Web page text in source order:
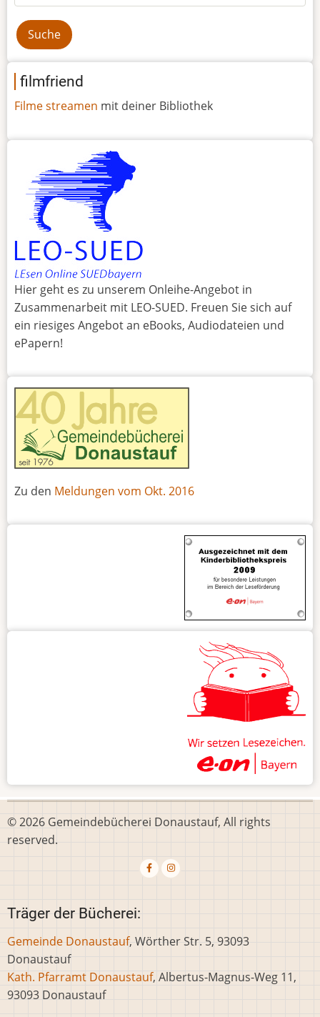
filmfriend
Filme streamen mit deiner Bibliothek
Hier geht es zu unserem Onleihe-Angebot in
Zusammenarbeit mit LEO-SUED. Freuen Sie sich auf
ein riesiges Angebot an eBooks, Audiodateien und
ePapern!
Zu den Meldungen vom Okt. 2016
© 2026 Gemeindebücherei Donaustauf, All rights
reserved.
Träger der Bücherei:
Gemeinde Donaustauf, Wörther Str. 5, 93093
Donaustauf
Kath. Pfarramt Donaustauf, Albertus-Magnus-Weg 11,
93093 Donaustauf